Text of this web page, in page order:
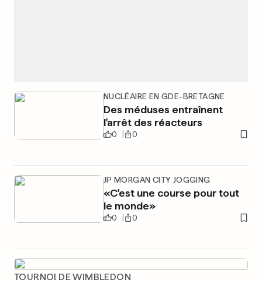
NUCLÉAIRE EN GDE-BRETAGNE
Des méduses entraînent
l'arrêt des réacteurs
0 0
JP MORGAN CITY JOGGING
«C'est une course pour tout
le monde»
0 0
TOURNOI DE WIMBLEDON